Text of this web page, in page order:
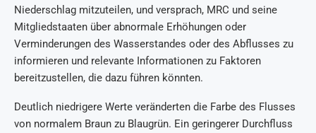
Niederschlag mitzuteilen, und versprach, MRC und seine
Mitgliedstaaten über abnormale Erhöhungen oder
Verminderungen des Wasserstandes oder des Abflusses zu
informieren und relevante Informationen zu Faktoren
bereitzustellen, die dazu führen könnten.
Deutlich niedrigere Werte veränderten die Farbe des Flusses
von normalem Braun zu Blaugrün. Ein geringerer Durchfluss